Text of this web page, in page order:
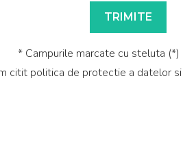
* Campurile marcate cu steluta
citit politica de protectie a datelor